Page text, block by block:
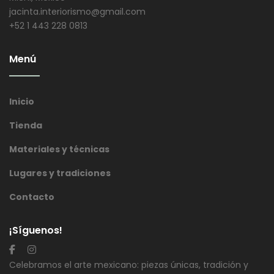
jacinta.interiorismo@gmail.com
+52 1 443 228 0813
Menú
Inicio
Tienda
Materiales y técnicas
Lugares y tradiciones
Contacto
¡Síguenos!
Celebramos el arte mexicano: piezas únicas, tradición y